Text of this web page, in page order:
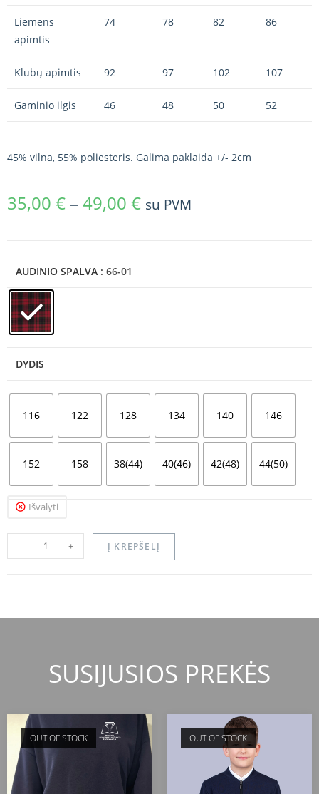
Liemens
apimtis
74 78 82 86
Klubų apimtis 92 97 102 107
Gaminio ilgis 46 48 50 52
45% vilna, 55% poliesteris. Galima paklaida +/- 2cm
35,00 € – 49,00 € su PVM
AUDINIO SPALVA : 66-01
DYDIS
116 122 128 134 140 146
152 158 38(44) 40(46) 42(48) 44(50)
Išvalyti
- + Į KREPŠELĮ
SUSIJUSIOS PREKĖS
OUT OF STOCK OUT OF STOCK